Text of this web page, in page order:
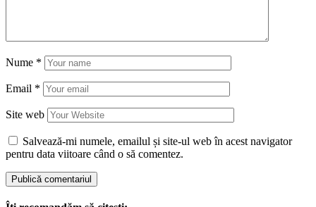
Nume *
Email *
Site web
Salvează-mi numele, emailul și site-ul web în acest navigator
pentru data viitoare când o să comentez.